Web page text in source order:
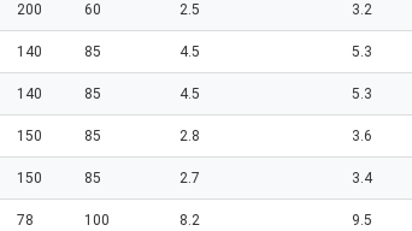
200 60 2.5 3.2
140 85 4.5 5.3
140 85 4.5 5.3
150 85 2.8 3.6
150 85 2.7 3.4
78 100 8.2 9.5